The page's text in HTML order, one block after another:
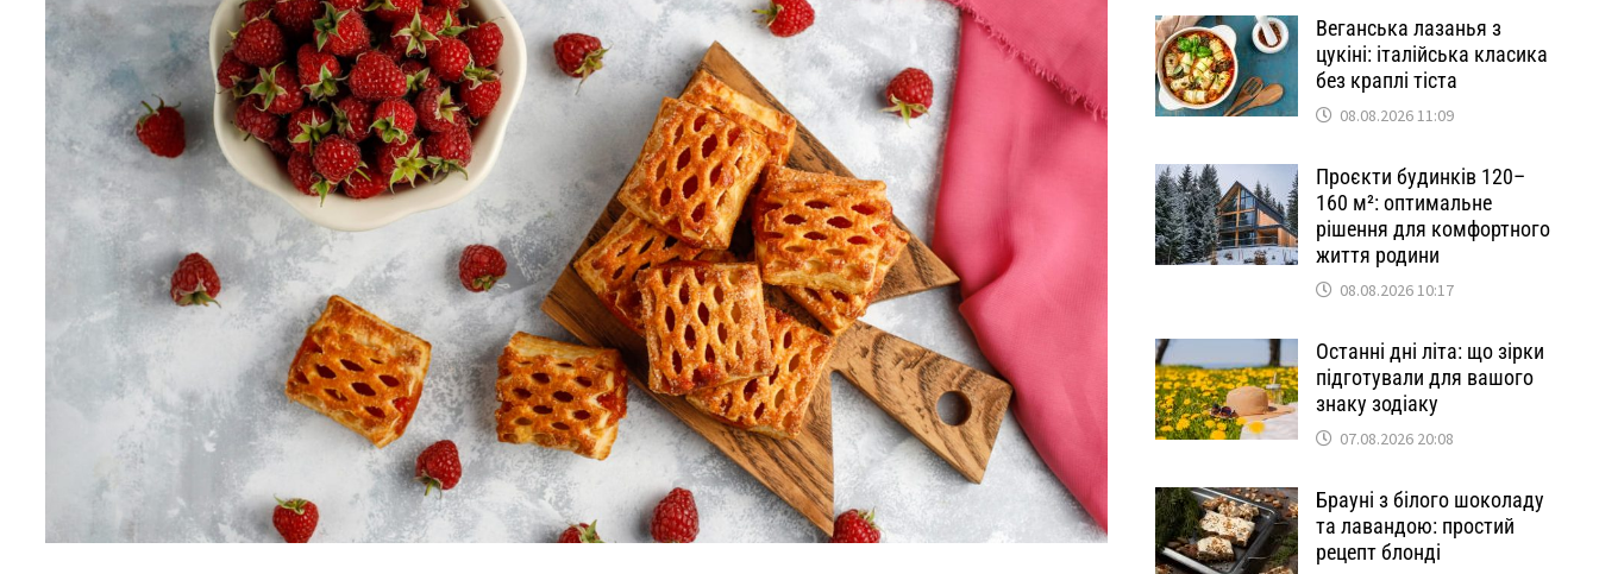
Веганська лазанья з
цукіні: італійська класика
без краплі тіста
08.08.2026 11:09
Проєкти будинків 120–
160 м²: оптимальне
рішення для комфортного
життя родини
08.08.2026 10:17
Останні дні літа: що зірки
підготували для вашого
знаку зодіаку
07.08.2026 20:08
Брауні з білого шоколаду
та лавандою: простий
рецепт блонді